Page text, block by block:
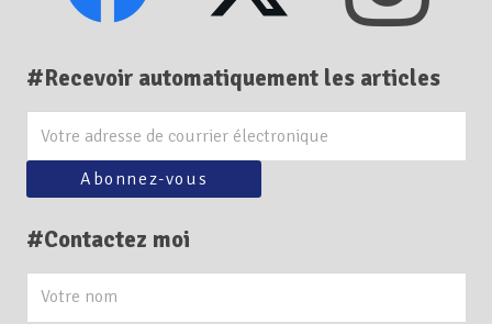
#Recevoir automatiquement les articles
#Contactez moi